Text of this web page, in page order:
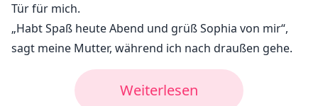
Tür für mich.
„Habt Spaß heute Abend und grüß Sophia von mir“,
sagt meine Mutter, während ich nach draußen gehe.
Weiterlesen